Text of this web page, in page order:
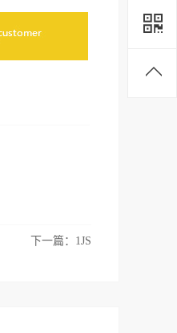
下一篇： 1JS